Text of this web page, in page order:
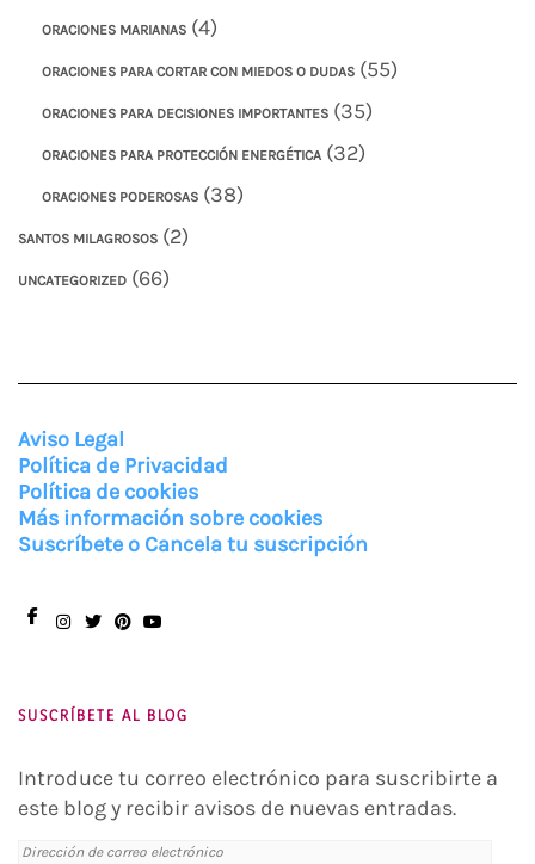
ORACIONES MARIANAS (4)
ORACIONES PARA CORTAR CON MIEDOS O DUDAS (55)
ORACIONES PARA DECISIONES IMPORTANTES (35)
ORACIONES PARA PROTECCIÓN ENERGÉTICA (32)
ORACIONES PODEROSAS (38)
SANTOS MILAGROSOS (2)
UNCATEGORIZED (66)
Aviso Legal
Política de Privacidad
Política de cookies
Más información sobre cookies
Suscríbete o Cancela tu suscripción
SUSCRÍBETE AL BLOG
Introduce tu correo electrónico para suscribirte a
este blog y recibir avisos de nuevas entradas.
Dirección